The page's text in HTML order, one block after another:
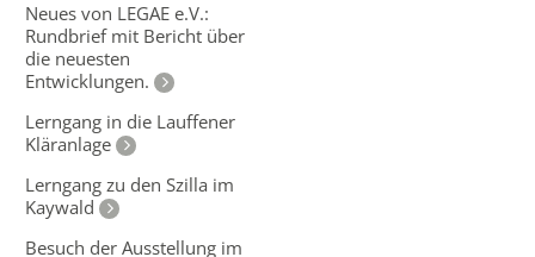
Neues von LEGAE e.V.:
Rundbrief mit Bericht über
die neuesten
Entwicklungen.
Lerngang in die Lauffener
Kläranlage
Lerngang zu den Szilla im
Kaywald
Besuch der Ausstellung im